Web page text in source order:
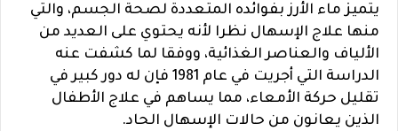
يتميز ماء الأرز بفوائده المتعددة لصحة الجسم، والتي
منها علاج الإسهال نظرا لأنه يحتوي على العديد من
الألياف والعناصر الغذائية، ووفقا لما كشفت عنه
الدراسة التي أجريت في عام 1981 فإن له دور كبير في
تقليل حركة الأمعاء، مما يساهم في علاج الأطفال
الذين يعانون من حالات الإسهال الحاد.